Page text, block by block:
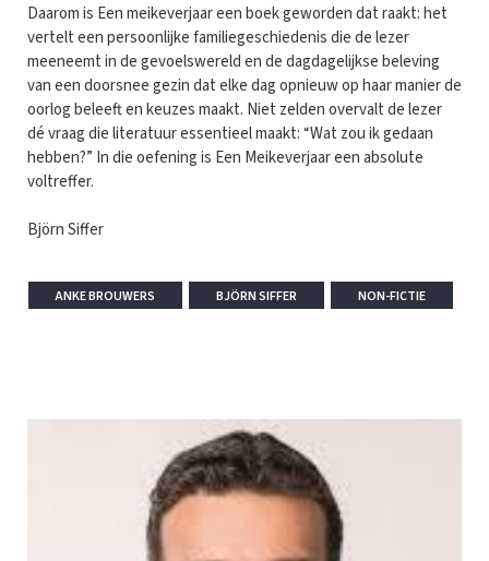
Daarom is Een meikeverjaar een boek geworden dat raakt: het
vertelt een persoonlijke familiegeschiedenis die de lezer
meeneemt in de gevoelswereld en de dagdagelijkse beleving
van een doorsnee gezin dat elke dag opnieuw op haar manier de
oorlog beleeft en keuzes maakt. Niet zelden overvalt de lezer
dé vraag die literatuur essentieel maakt: “Wat zou ik gedaan
hebben?” In die oefening is Een Meikeverjaar een absolute
voltreffer.
Björn Siffer
ANKE BROUWERS BJÖRN SIFFER NON-FICTIE